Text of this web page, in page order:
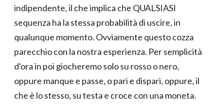
indipendente, il che implica che QUALSIASI
sequenza ha la stessa probabilità di uscire, in
qualunque momento. Ovviamente questo cozza
parecchio con la nostra esperienza. Per semplicità
d'ora in poi giocheremo solo su rosso o nero,
oppure manque e passe, o pari e dispari, oppure, il
che è lo stesso, su testa e croce con una moneta.